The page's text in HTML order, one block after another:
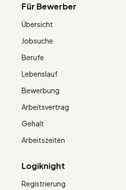
Für Bewerber
Übersicht
Jobsuche
Berufe
Lebenslauf
Bewerbung
Arbeitsvertrag
Gehalt
Arbeitszeiten
Logiknight
Registrierung